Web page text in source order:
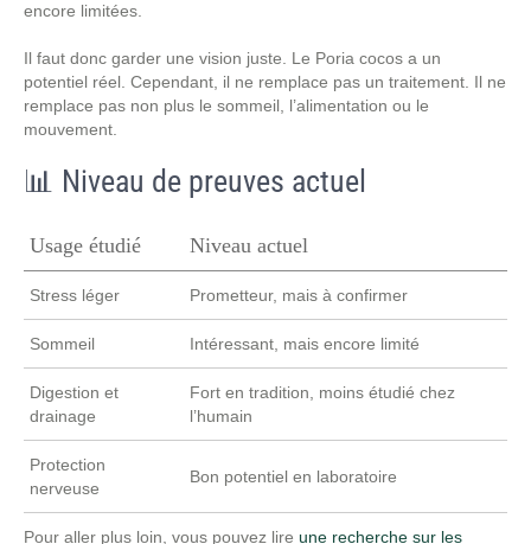
encore limitées.
Il faut donc garder une vision juste. Le Poria cocos a un
potentiel réel. Cependant, il ne remplace pas un traitement. Il ne
remplace pas non plus le sommeil, l’alimentation ou le
mouvement.
📊 Niveau de preuves actuel
Usage étudié Niveau actuel
Stress léger Prometteur, mais à confirmer
Sommeil Intéressant, mais encore limité
Digestion et
drainage
Fort en tradition, moins étudié chez
l’humain
Protection
nerveuse
Bon potentiel en laboratoire
Pour aller plus loin, vous pouvez lire une recherche sur les